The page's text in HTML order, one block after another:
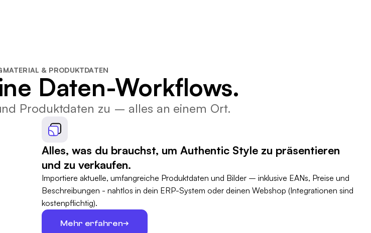
& PRODUKTDATEN
Daten-Workflows.
Produktdaten zu – alles an einem Ort.
Alles, was du brauchst, um Authentic Style zu präsentieren
und zu verkaufen.
Importiere aktuelle, umfangreiche Produktdaten und Bilder – inklusive EANs, Preise und
Beschreibungen - nahtlos in dein ERP-System oder deinen Webshop (Integrationen sind
kostenpflichtig).
Mehr erfahren